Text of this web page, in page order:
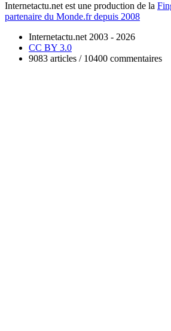
Internetactu.net est une production de la
partenaire du Monde.fr depuis 2008
Internetactu.net 2003 - 2026
CC BY 3.0
9083 articles / 10400 commentaires